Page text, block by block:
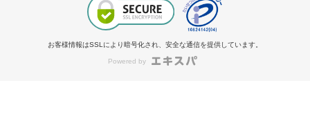
お客様情報はSSLにより暗号化され、安全な通信を提供しています。
Powered by